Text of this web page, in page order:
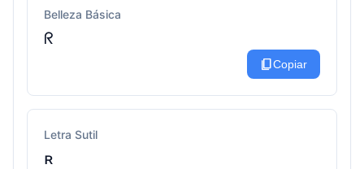
Belleza Básica
ᖇ
content_copyCopiar
Letra Sutil
ʀ